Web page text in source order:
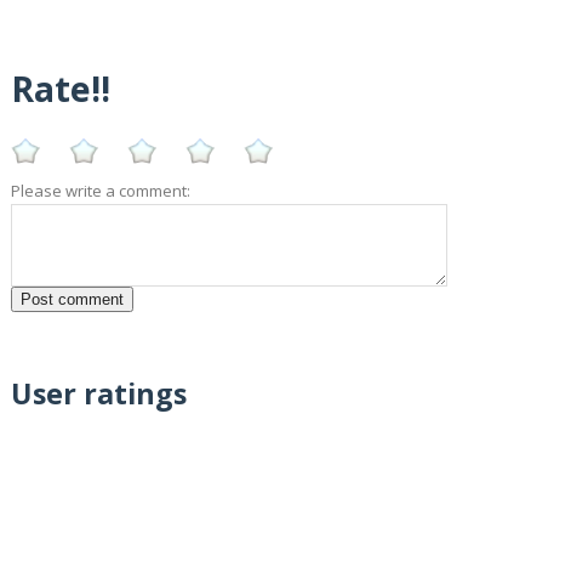
Rate!!
Please write a comment:
User ratings